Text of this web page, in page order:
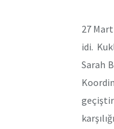
27
idi.
Sarah